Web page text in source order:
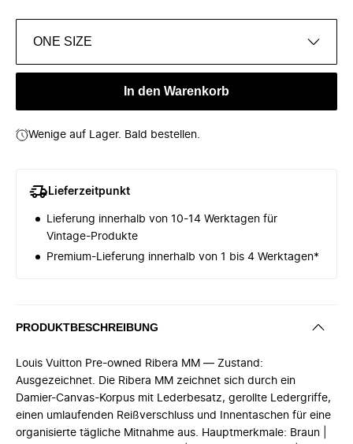
ONE SIZE
In den Warenkorb
Wenige auf Lager. Bald bestellen.
Lieferzeitpunkt
Lieferung innerhalb von 10-14 Werktagen für
Vintage-Produkte
Premium-Lieferung innerhalb von 1 bis 4 Werktagen*
PRODUKTBESCHREIBUNG
Louis Vuitton Pre-owned Ribera MM — Zustand:
Ausgezeichnet. Die Ribera MM zeichnet sich durch ein
Damier-Canvas-Korpus mit Lederbesatz, gerollte Ledergriffe,
einen umlaufenden Reißverschluss und Innentaschen für eine
organisierte tägliche Mitnahme aus. Hauptmerkmale: Braun |